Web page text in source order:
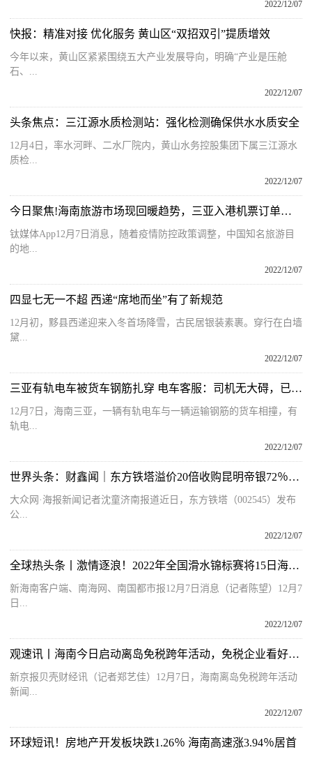
2022/12/07
快报：精准对接 优化服务 黄山区“双招双引”提质增效
今年以来，黄山区紧紧围绕五大产业发展导向，明确“产业是压舱
石、...
2022/12/07
头条焦点：三江源水质检测站：强化检测确保供水水质安全
12月4日，率水河畔、二水厂院内，黄山水务控股集团下属三江源水
质检...
2022/12/07
今日聚焦!海南旅游市场现回暖趋势，三亚入港机票订单大增
钛媒体App12月7日消息，随着疫情防控政策调整，中国知名旅游目
的地...
2022/12/07
四显七无一不超 西递“席地而坐”有了新规范
12月初，黟县西递迎来入冬首场降雪，古民居银装素裹。穿行在白墙
黛...
2022/12/07
三亚有轨电车被货车钢筋扎穿 电车客服：司机无大碍，已恢复运营
12月7日，海南三亚，一辆有轨电车与一辆运输钢筋的货车相撞，有
轨电...
2022/12/07
世界头条：财鑫闻｜东方铁塔溢价20倍收购昆明帝银72％股权，投资者为何要求立即停止？
大众网·海报新闻记者沈童济南报道近日，东方铁塔（002545）发布
公...
2022/12/07
全球热头条丨激情逐浪！2022年全国滑水锦标赛将15日海口开赛
新海南客户端、南海网、南国都市报12月7日消息（记者陈望）12月7
日...
2022/12/07
观速讯丨海南今日启动离岛免税跨年活动，免税企业看好消费增长点到来
新京报贝壳财经讯（记者郑艺佳）12月7日，海南离岛免税跨年活动
新闻...
2022/12/07
环球短讯！房地产开发板块跌1.26％ 海南高速涨3.94％居首